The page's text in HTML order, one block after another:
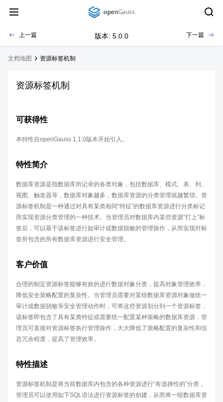
上一篇 版本: 5.0.0 下一篇
文档地图 资源标签机制
资源标签机制
可获得性
本特性自openGauss 1.1.0版本开始引入。
特性简介
数据库资源是指数据库所记录的各类对象，包括数据库、模式、表、列、
视图、触发器等，数据库对象越多，数据库资源的分类管理就越繁琐。资
源标签机制是一种通过对具有某类相同“特征”的数据库资源进行分类标记
而实现资源分类管理的一种技术。当管理员对数据库内某些资源“打上”标
签后，可以基于该标签进行如审计或数据脱敏的管理操作，从而实现对标
签所包含的所有数据库资源进行安全管理。
客户价值
合理的制定资源标签能够有效的进行数据对象分类，提高对象管理效率，
降低安全策略配置的复杂性。当管理员需要对某组数据库资源对象做统一
审计或数据脱敏等安全管理动作时，可将这些资源划分到一个资源标签，
该标签即包含了具有某类特征或需要统一配置某种策略的数据库资源，管
理员可直接对资源标签执行管理操作，大大降低了策略配置的复杂性和信
息冗余程度，提高了管理效率。
特性描述
资源标签机制是将当前数据库内包含的各种资源进行“有选择性的”分类，
管理员可以使用如下SQL语法进行资源标签的创建，从而将一组数据库资